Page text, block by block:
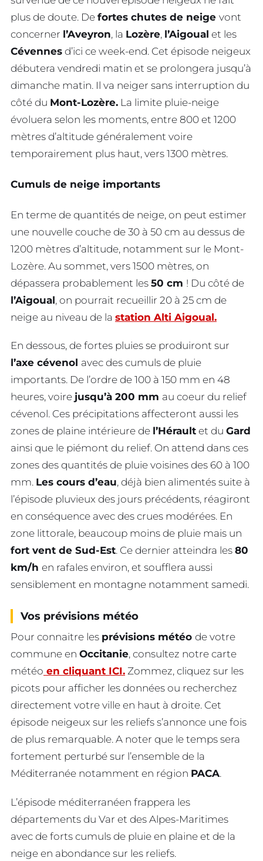
plus de doute. De fortes chutes de neige vont
concerner l’Aveyron, la Lozère, l’Aigoual et les
Cévennes d’ici ce week-end. Cet épisode neigeux
débutera vendredi matin et se prolongera jusqu’à
dimanche matin. Il va neiger sans interruption du
côté du Mont-Lozère. La limite pluie-neige
évoluera selon les moments, entre 800 et 1200
mètres d’altitude généralement voire
temporairement plus haut, vers 1300 mètres.
Cumuls de neige importants
En terme de quantités de neige, on peut estimer
une nouvelle couche de 30 à 50 cm au dessus de
1200 mètres d’altitude, notamment sur le Mont-
Lozère. Au sommet, vers 1500 mètres, on
dépassera probablement les 50 cm ! Du côté de
l’Aigoual, on pourrait recueillir 20 à 25 cm de
neige au niveau de la station Alti Aigoual.
En dessous, de fortes pluies se produiront sur
l’axe cévenol avec des cumuls de pluie
importants. De l’ordre de 100 à 150 mm en 48
heures, voire jusqu’à 200 mm au coeur du relief
cévenol. Ces précipitations affecteront aussi les
zones de plaine intérieure de l’Hérault et du Gard
ainsi que le piémont du relief. On attend dans ces
zones des quantités de pluie voisines des 60 à 100
mm. Les cours d’eau, déjà bien alimentés suite à
l’épisode pluvieux des jours précédents, réagiront
en conséquence avec des crues modérées. En
zone littorale, beaucoup moins de pluie mais un
fort vent de Sud-Est. Ce dernier atteindra les 80
km/h en rafales environ, et soufflera aussi
sensiblement en montagne notamment samedi.
Vos prévisions météo
Pour connaitre les prévisions météo de votre
commune en Occitanie, consultez notre carte
météo en cliquant ICI. Zommez, cliquez sur les
picots pour afficher les données ou recherchez
directement votre ville en haut à droite. Cet
épisode neigeux sur les reliefs s’annonce une fois
de plus remarquable. A noter que le temps sera
fortement perturbé sur l’ensemble de la
Méditerranée notamment en région PACA.
L’épisode méditerranéen frappera les
départements du Var et des Alpes-Maritimes
avec de forts cumuls de pluie en plaine et de la
neige en abondance sur les reliefs.